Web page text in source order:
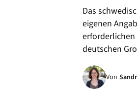
Das
eigenen
deutschen
Von